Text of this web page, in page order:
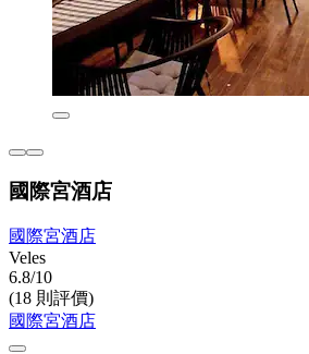
國際宮酒店
國際宮酒店
Veles
6.8/10
(18 則評價)
國際宮酒店